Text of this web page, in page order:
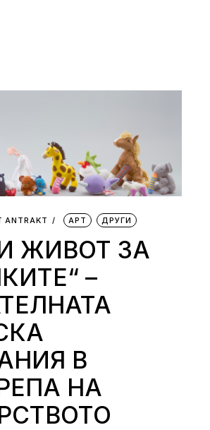
АNTRAKT АРТ ДРУГИ
ЖИВОТ ЗА
–
В
НА